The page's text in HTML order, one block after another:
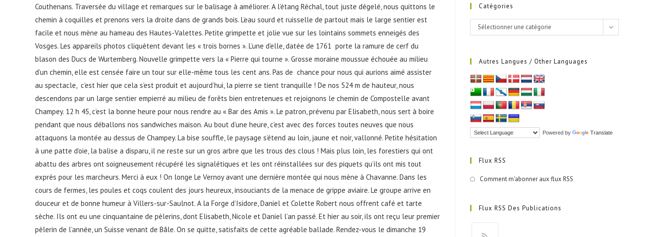
Couthenans. Traversée du village et remarques sur le balisage à améliorer. A l’étang Réchal, tout juste dégelé, nous quittons le
chemin à coquilles et prenons vers la droite dans de grands bois. L’eau sourd et ruisselle de partout mais le large sentier est
facile et nous mène au hameau des Hautes-Valettes. Petite grimpette et jolie vue sur les lointains sommets enneigés des
Vosges. Les appareils photos cliquètent devant les « trois bornes ». L’une d’elle, datée de 1761 porte la ramure de cerf du
blason des Ducs de Wurtemberg. Nouvelle grimpette vers la « Pierre qui tourne ». Grosse moraine moussue échouée au milieu
d’un chemin, elle est censée faire un tour sur elle-même tous les cent ans. Pas de chance pour nous qui aurions aimé assister
au spectacle, c’est hier que cela s’est produit et aujourd’hui, la pierre se tient tranquille ! De nos 524 m de hauteur, nous
descendons par un large sentier empierré au milieu de forêts bien entretenues et rejoignons le chemin de Compostelle avant
Champey. 12 h 45, c’est la bonne heure pour nous rendre au « Bar des Amis ». Le patron, prévenu par Elisabeth, nous sert à boire
pendant que nous déballons nos sandwiches maison. Au bout d’une heure, c’est avec des forces toutes neuves que nous
attaquons la montée au dessus de Champey. La bise souffle, le paysage s’étend au loin, jaune et noir, vallonné. Petite hésitation
à une patte d’oie, la balise a disparu, il ne reste sur un gros arbre que les trous des clous ! Mais plus loin, les forestiers qui ont
abattu des arbres ont soigneusement récupéré les signalétiques et les ont réinstallées sur des piquets qu’ils ont mis tout
exprès pour les marcheurs. Merci à eux ! On longe Le Vernoy avant une dernière montée qui nous mène à Chavanne. Dans les
cours de fermes, les poules et coqs coulent des jours heureux, insouciants de la menace de grippe aviaire. Le groupe arrive en
douceur et de bonne humeur à Villers-sur-Saulnot. A la Forge d’Isidore, Daniel et Colette Robert nous offrent café et tarte
sèche. Ils ont eu une cinquantaine de pèlerins, dont Elisabeth, Nicole et Daniel l’an passé. Et hier au soir, ils ont reçu leur premier
pèlerin de l’année, un Suisse venant de Bâle. On se quitte, satisfaits de cette agréable ballade. Rendez-vous le dimanche 19
Catégories
Catégories
Sélectionner une catégorie
Autres Langues / Other Languages
Powered by Translate
Flux RSS
Comment m'abonner aux flux RSS
Flux RSS Des Publications